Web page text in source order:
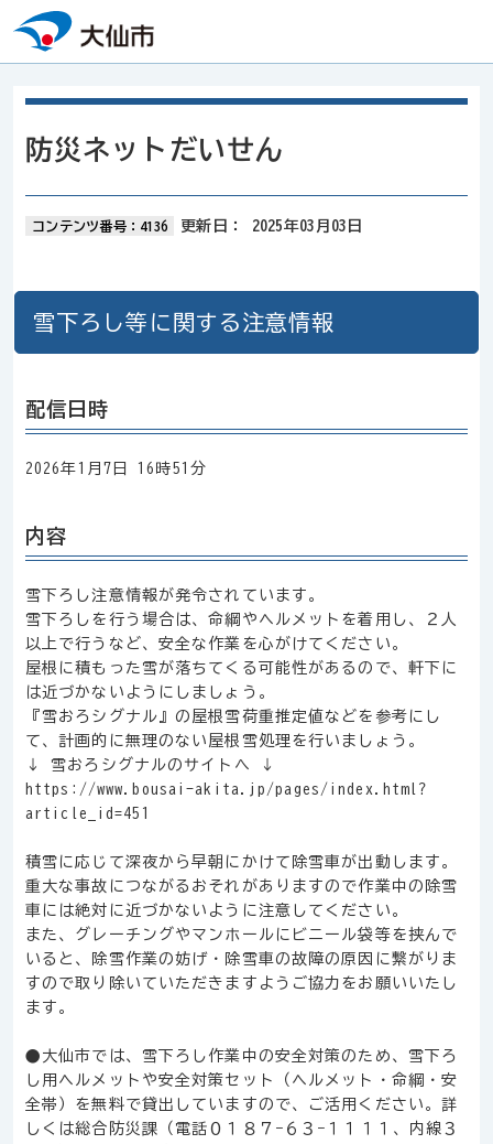
本文へスキップ
防災ネットだいせん
コンテンツ番号：4136 更新日： 2025年03月03日
雪下ろし等に関する注意情報
配信日時
2026年1月7日 16時51分
内容
雪下ろし注意情報が発令されています。
雪下ろしを行う場合は、命綱やヘルメットを着用し、２人
以上で行うなど、安全な作業を心がけてください。
屋根に積もった雪が落ちてくる可能性があるので、軒下に
は近づかないようにしましょう。
『雪おろシグナル』の屋根雪荷重推定値などを参考にし
て、計画的に無理のない屋根雪処理を行いましょう。
↓ 雪おろシグナルのサイトへ ↓
https://www.bousai-akita.jp/pages/index.html?
article_id=451
積雪に応じて深夜から早朝にかけて除雪車が出動します。
重大な事故につながるおそれがありますので作業中の除雪
車には絶対に近づかないように注意してください。
また、グレーチングやマンホールにビニール袋等を挟んで
いると、除雪作業の妨げ・除雪車の故障の原因に繋がりま
すので取り除いていただきますようご協力をお願いいたし
ます。
●大仙市では、雪下ろし作業中の安全対策のため、雪下ろ
し用ヘルメットや安全対策セット（ヘルメット・命綱・安
全帯）を無料で貸出していますので、ご活用ください。詳
しくは総合防災課（電話０１８７−６３−１１１１、内線３